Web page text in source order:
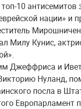
10
нации» и
Милу Кунис,
Джеффриса и
Нуланд,
посла в
Европарламент